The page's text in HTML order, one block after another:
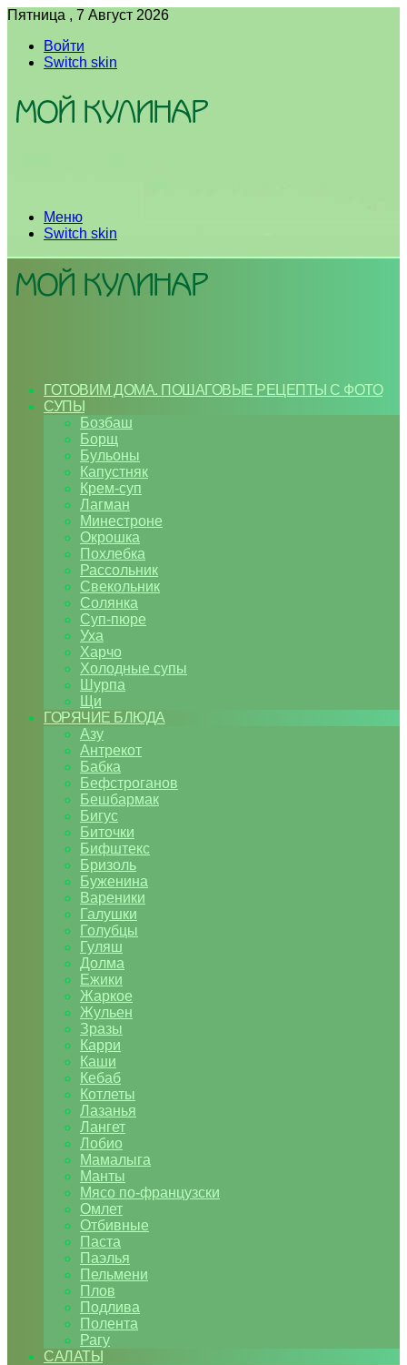
Пятница , 7 Август 2026
Войти
Switch skin
Меню
Switch skin
ГОТОВИМ ДОМА. ПОШАГОВЫЕ РЕЦЕПТЫ С ФОТО
СУПЫ
Бозбаш
Борщ
Бульоны
Капустняк
Крем-суп
Лагман
Минестроне
Окрошка
Похлебка
Рассольник
Свекольник
Солянка
Суп-пюре
Уха
Харчо
Холодные супы
Шурпа
Щи
ГОРЯЧИЕ БЛЮДА
Азу
Антрекот
Бабка
Бефстроганов
Бешбармак
Бигус
Биточки
Бифштекс
Бризоль
Буженина
Вареники
Галушки
Голубцы
Гуляш
Долма
Ежики
Жаркое
Жульен
Зразы
Карри
Каши
Кебаб
Котлеты
Лазанья
Лангет
Лобио
Мамалыга
Манты
Мясо по-французски
Омлет
Отбивные
Паста
Паэлья
Пельмени
Плов
Подлива
Полента
Рагу
САЛАТЫ